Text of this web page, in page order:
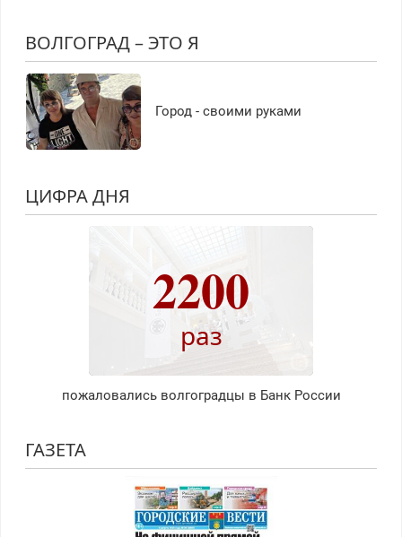
ВОЛГОГРАД – ЭТО Я
Город - своими руками
ЦИФРА ДНЯ
2200
раз
пожаловались волгоградцы в Банк России
ГАЗЕТА